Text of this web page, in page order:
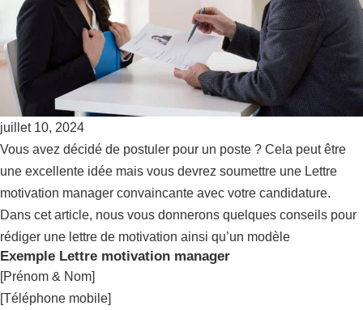
juillet 10, 2024
Vous avez décidé de postuler pour un poste ? Cela peut être
une excellente idée mais vous devrez soumettre une Lettre
motivation manager convaincante avec votre candidature.
Dans cet article, nous vous donnerons quelques conseils pour
rédiger une lettre de motivation ainsi qu’un modèle
Exemple Lettre motivation manager
[Prénom & Nom]
[Téléphone mobile]